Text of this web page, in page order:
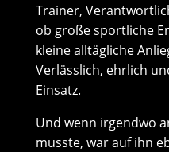
Trainer,
ob große sportliche
kleine alltägliche
Verlässlich, ehrlich
Einsatz.
Und wenn irgendwo
musste, war auf ihn